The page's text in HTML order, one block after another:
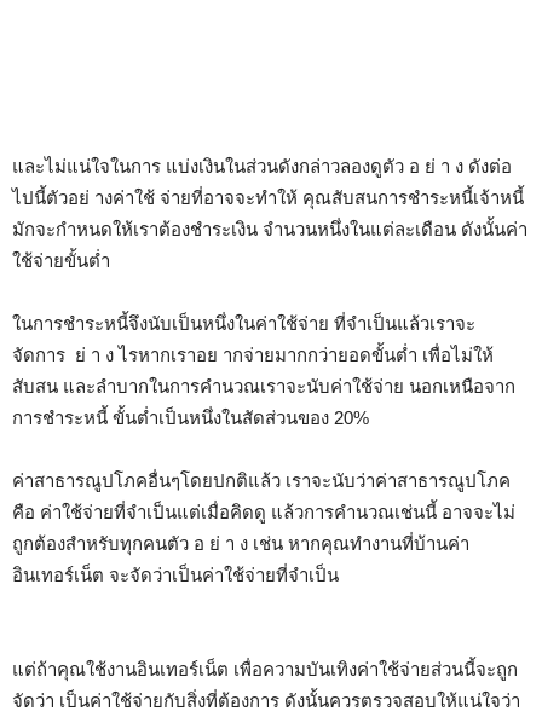
และไม่แน่ใจในการ แบ่งเงินในส่วนดังกล่าวลองดูตัว อ ย่ า ง ดังต่อ
ไปนี้ตัวอย่ างค่าใช้ จ่ายที่อาจจะทำให้ คุณสับสนการชำระหนี้เจ้าหนี้
มักจะกำหนดให้เราต้องชำระเงิน จำนวนหนึ่งในแต่ละเดือน ดังนั้นค่า
ใช้จ่ายขั้นต่ำ
ในการชำระหนี้จึงนับเป็นหนึ่งในค่าใช้จ่าย ที่จำเป็นแล้วเราจะ
จัดการ ย่ า ง ไรหากเราอย ากจ่ายมากกว่ายอดขั้นต่ำ เพื่อไม่ให้
สับสน และลำบากในการคำนวณเราจะนับค่าใช้จ่าย นอกเหนือจาก
การชำระหนี้ ขั้นต่ำเป็นหนึ่งในสัดส่วนของ 20%
ค่าสาธารณูปโภคอื่นๆโดยปกติแล้ว เราจะนับว่าค่าสาธารณูปโภค
คือ ค่าใช้จ่ายที่จำเป็นแต่เมื่อคิดดู แล้วการคำนวณเช่นนี้ อาจจะไม่
ถูกต้องสำหรับทุกคนตัว อ ย่ า ง เช่น หากคุณทำงานที่บ้านค่า
อินเทอร์เน็ต จะจัดว่าเป็นค่าใช้จ่ายที่จำเป็น
แต่ถ้าคุณใช้งานอินเทอร์เน็ต เพื่อความบันเทิงค่าใช้จ่ายส่วนนี้จะถูก
จัดว่า เป็นค่าใช้จ่ายกับสิ่งที่ต้องการ ดังนั้นควรตรวจสอบให้แน่ใจว่า